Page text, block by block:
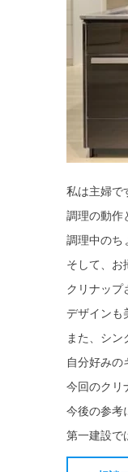
私は主婦で
調理の動作
調理中のち
そして、お
クリナップ
デザインも
また、シン
自分好みの
今回のクリ
今後の参考
第一建設で